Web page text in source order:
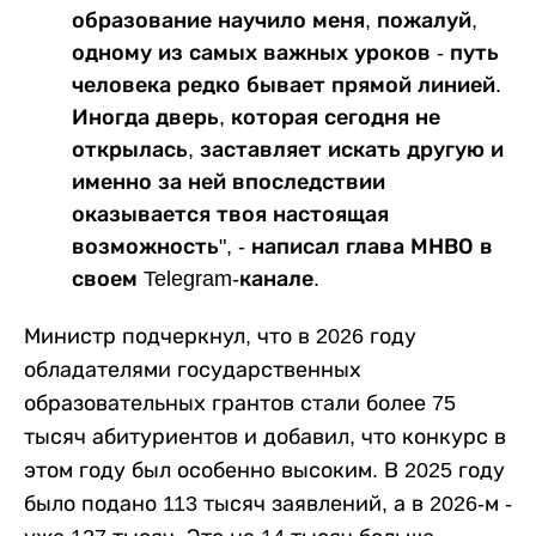
образование научило меня, пожалуй,
одному из самых важных уроков - путь
человека редко бывает прямой линией.
Иногда дверь, которая сегодня не
открылась, заставляет искать другую и
именно за ней впоследствии
оказывается твоя настоящая
возможность", - написал глава МНВО в
своем Telegram-канале.
Министр подчеркнул, что в 2026 году
обладателями государственных
образовательных грантов стали более 75
тысяч абитуриентов и добавил, что конкурс в
этом году был особенно высоким. В 2025 году
было подано 113 тысяч заявлений, а в 2026-м -